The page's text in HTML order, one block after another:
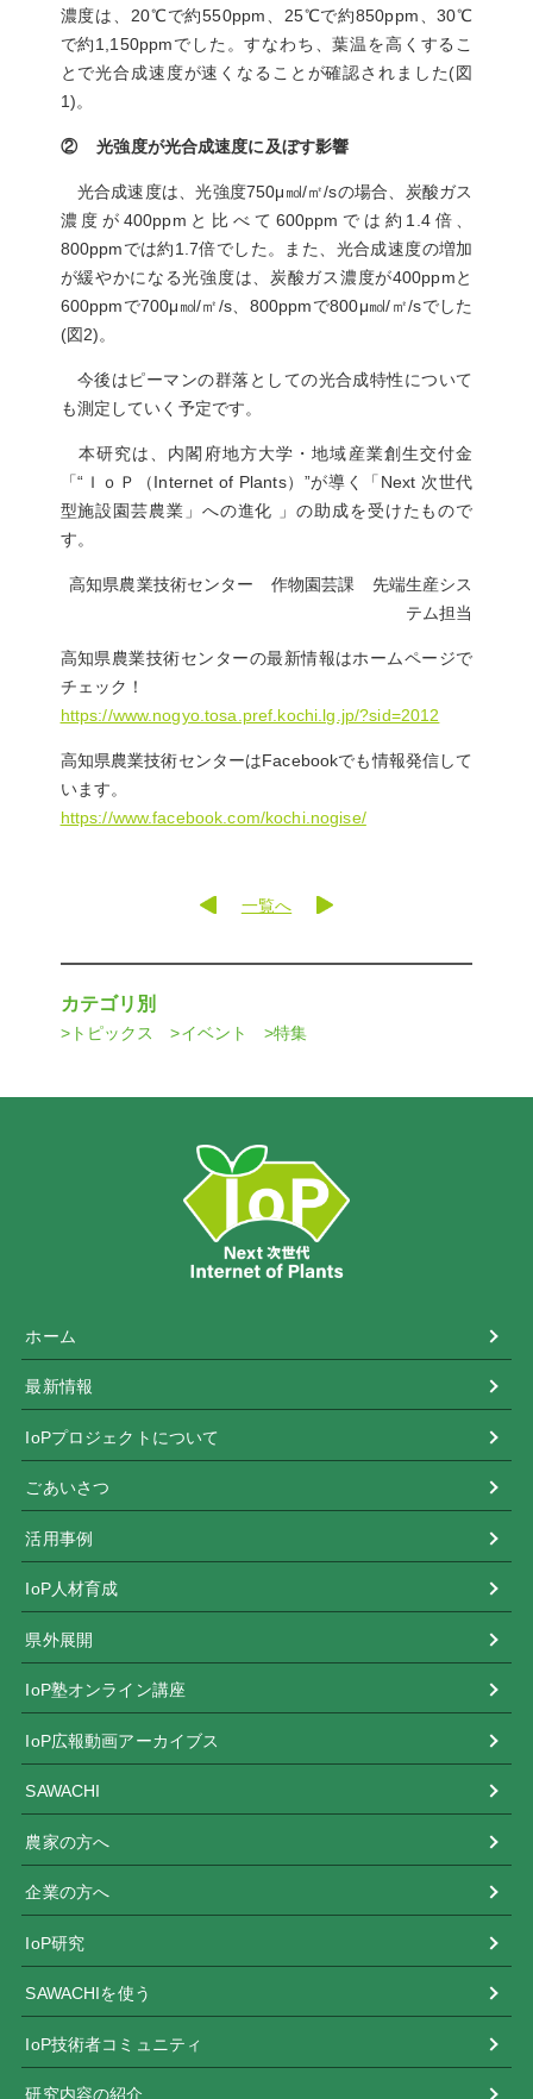
濃度は、20℃で約550ppm、25℃で約850ppm、30℃
で約1,150ppmでした。すなわち、葉温を高くするこ
とで光合成速度が速くなることが確認されました(図
1)。
② 光強度が光合成速度に及ぼす影響
光合成速度は、光強度750μ㏖/㎡/sの場合、炭酸ガス
濃度が400ppmと比べて600ppmでは約1.4倍、
800ppmでは約1.7倍でした。また、光合成速度の増加
が緩やかになる光強度は、炭酸ガス濃度が400ppmと
600ppmで700μ㏖/㎡/s、800ppmで800μ㏖/㎡/sでした
(図2)。
今後はピーマンの群落としての光合成特性について
も測定していく予定です。
本研究は、内閣府地方大学・地域産業創生交付金
「“ＩｏＰ（Internet of Plants）”が導く「Next 次世代
型施設園芸農業」への進化 」の助成を受けたもので
す。
高知県農業技術センター 作物園芸課 先端生産シス
テム担当
高知県農業技術センターの最新情報はホームページで
チェック！
https://www.nogyo.tosa.pref.kochi.lg.jp/?sid=2012
高知県農業技術センターはFacebookでも情報発信して
います。
https://www.facebook.com/kochi.nogise/
一覧へ
カテゴリ別
トピックス イベント 特集
ホーム
最新情報
IoPプロジェクトについて
ごあいさつ
活用事例
IoP人材育成
県外展開
IoP塾オンライン講座
IoP広報動画アーカイブス
SAWACHI
農家の方へ
企業の方へ
IoP研究
SAWACHIを使う
IoP技術者コミュニティ
研究内容の紹介